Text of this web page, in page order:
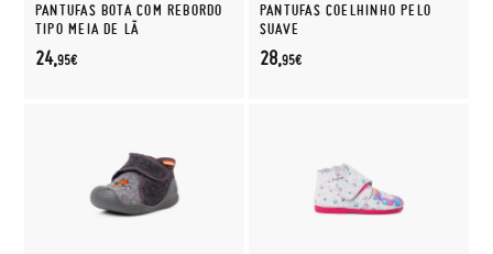
PANTUFAS BOTA COM REBORDO
TIPO MEIA DE LÃ
24,95€
PANTUFAS COELHINHO PELO
SUAVE
28,95€